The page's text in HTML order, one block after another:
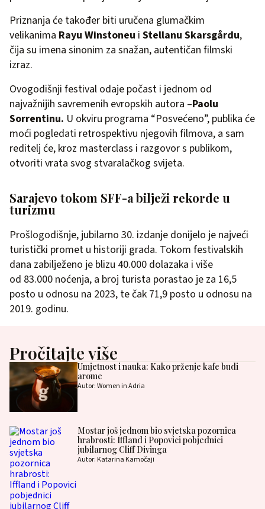
Priznanja će također biti uručena glumačkim
velikanima Rayu Winstoneu i Stellanu Skarsgårdu,
čija su imena sinonim za snažan, autentičan filmski
izraz.
Ovogodišnji festival odaje počast i jednom od
najvažnijih savremenih evropskih autora –Paolu
Sorrentinu. U okviru programa “Posvećeno”, publika će
moći pogledati retrospektivu njegovih filmova, a sam
reditelj će, kroz masterclass i razgovor s publikom,
otvoriti vrata svog stvaralačkog svijeta.
Sarajevo tokom SFF-a bilježi rekorde u
turizmu
Prošlogodišnje, jubilarno 30. izdanje donijelo je najveći
turistički promet u historiji grada. Tokom festivalskih
dana zabilježeno je blizu 40.000 dolazaka i više
od 83.000 noćenja, a broj turista porastao je za 16,5
posto u odnosu na 2023, te čak 71,9 posto u odnosu na
2019. godinu.
Pročitajte više
Umjetnost i nauka: Kako prženje kafe budi
arome
Autor: Women in Adria
Mostar još jednom bio svjetska pozornica
hrabrosti: Iffland i Popovici pobjednici
jubilarnog Cliff Divinga
Autor: Katarina Kamočaji